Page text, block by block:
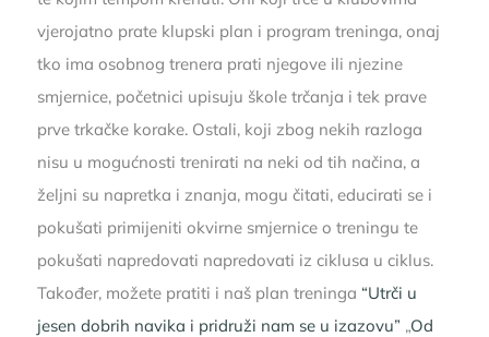
vjerojatno prate klupski plan i program treninga, onaj
tko ima osobnog trenera prati njegove ili njezine
smjernice, početnici upisuju škole trčanja i tek prave
prve trkačke korake. Ostali, koji zbog nekih razloga
nisu u mogućnosti trenirati na neki od tih načina, a
željni su napretka i znanja, mogu čitati, educirati se i
pokušati primijeniti okvirne smjernice o treningu te
pokušati napredovati napredovati iz ciklusa u ciklus.
Također, možete pratiti i naš plan treninga “Utrči u
jesen dobrih navika i pridruži nam se u izazovu” „Od